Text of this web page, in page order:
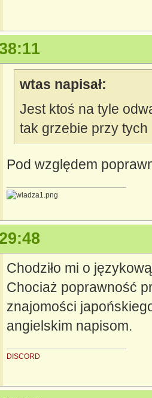
wtas napisał:
Jest ktoś na tyle
tak grzebie przy
Pod względem
Chodziło mi o
Chociaż poprawność
znajomości
angielskim napisom.
DISCORD